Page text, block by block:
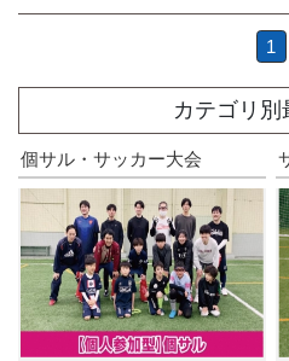
1
カテゴリ別
個サル・サッカー大会